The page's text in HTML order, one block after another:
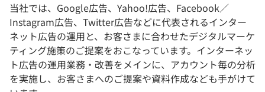
当社では、Google広告、Yahoo!広告、Facebook／
Instagram広告、Twitter広告などに代表されるインター
ネット広告の運用と、お客さまに合わせたデジタルマーケ
ティング施策のご提案をおこなっています。インターネッ
ト広告の運用業務・改善をメインに、アカウント毎の分析
を実施し、お客さまへのご提案や資料作成なども手がけて